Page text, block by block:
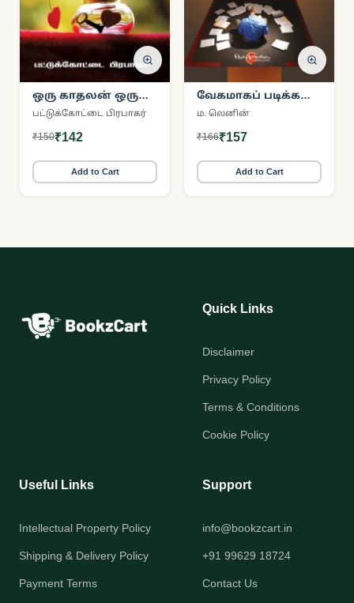
ஒரு காதலன் ஒரு
காதலி
பட்டுக்கோட்டை பிரபாகர்
₹150₹142
Add to Cart
வேகமாகப் படிக்க
சில எளிய உத்திகள்
ம. லெனின்
₹166₹157
Add to Cart
Quick Links
Disclaimer
Privacy Policy
Terms & Conditions
Cookie Policy
Useful Links
Intellectual Property Policy
Shipping & Delivery Policy
Payment Terms
Support
info@bookzcart.in
+91 99629 18724
Contact Us